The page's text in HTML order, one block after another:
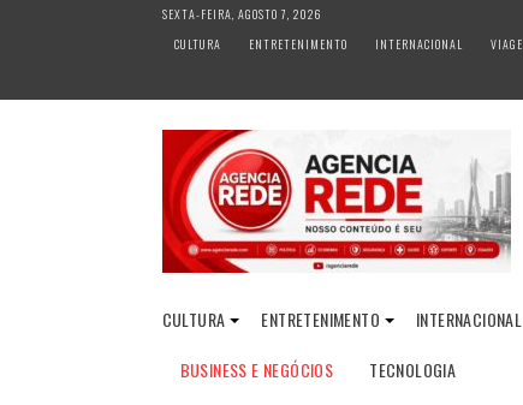
SEXTA-FEIRA, AGOSTO 7, 2026
CULTURA
ENTRETENIMENTO INTERNACIONAL
CULTURA ENTRETENIMENTO INTERNACIONAL
BUSINESS E NEGÓCIOS
TECNOLOGIA